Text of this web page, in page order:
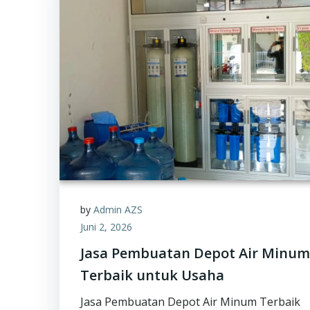
by Admin AZS
Juni 2, 2026
Jasa Pembuatan Depot Air Minum
Terbaik untuk Usaha
Jasa Pembuatan Depot Air Minum Terbaik